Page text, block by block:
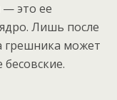
— это ее
Лишь после
грешника может